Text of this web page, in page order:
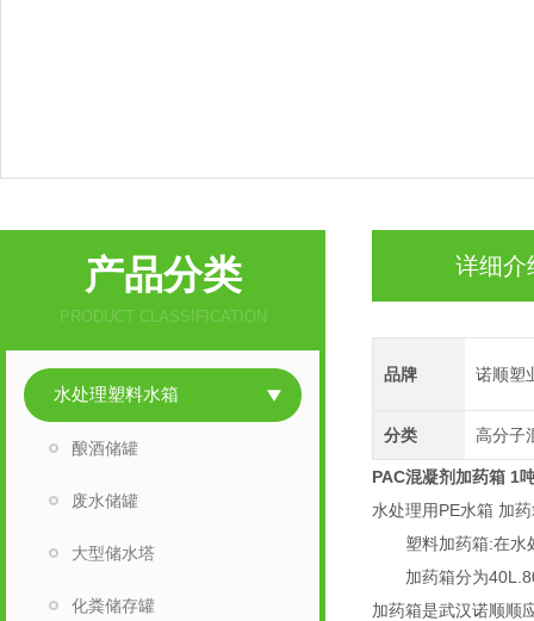
产品分类
PRODUCT CLASSIFICATION
水处理塑料水箱
酿酒储罐
废水储罐
大型储水塔
化粪储存罐
详细介
品牌 诺顺塑
分类 高分子
PAC混凝剂加药箱 1
水处理用PE水箱 加
塑料加药箱:在水处
加药箱分为
加药箱是武汉诺顺顺